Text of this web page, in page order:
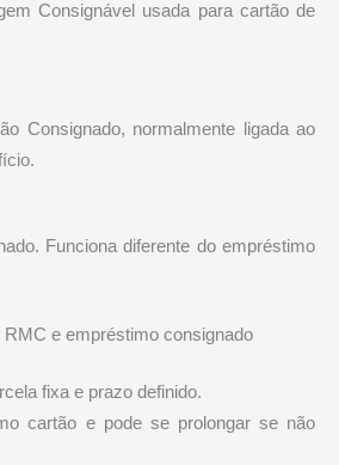
Consignável usada para cartão de
Consignado, normalmente ligada ao
Funciona diferente do empréstimo
e empréstimo consignado
fixa e prazo definido.
cartão e pode se prolongar se não